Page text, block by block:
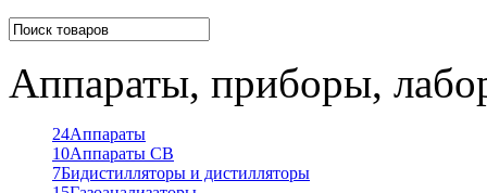
Аппараты, приборы,
24Аппараты
10Аппараты СВ
7Бидистилляторы и дистилляторы